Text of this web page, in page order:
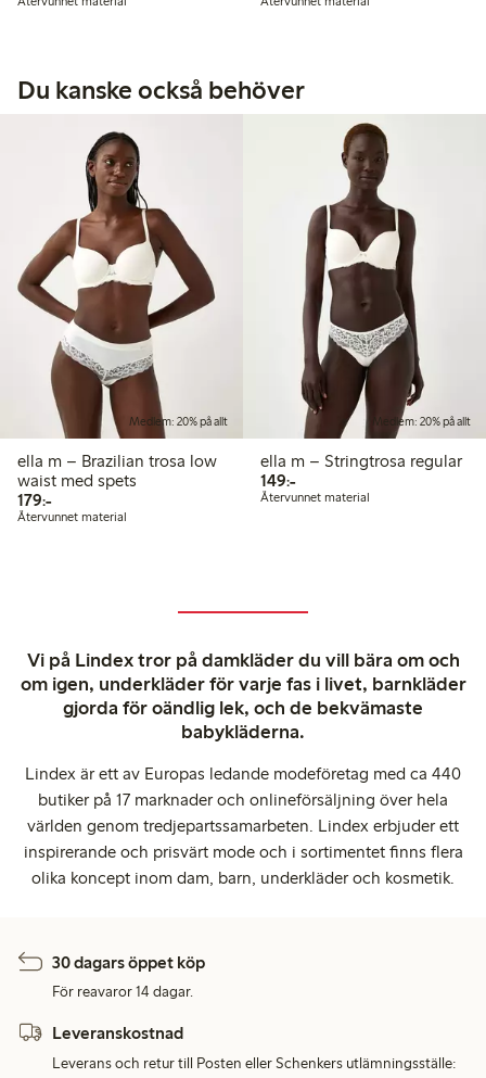
Du kanske också behöver
Medlem: 20% på allt
ella m – Brazilian trosa low
waist med spets
179:-179,00 kr
Återvunnet material
Medlem: 20% på allt
ella m – Stringtrosa regular
149:-149,00 kr
Återvunnet material
Vi på Lindex tror på damkläder du vill bära om och
om igen, underkläder för varje fas i livet, barnkläder
gjorda för oändlig lek, och de bekvämaste
babykläderna.
Lindex är ett av Europas ledande modeföretag med ca 440
butiker på 17 marknader och onlineförsäljning över hela
världen genom tredjepartssamarbeten. Lindex erbjuder ett
inspirerande och prisvärt mode och i sortimentet finns flera
olika koncept inom dam, barn, underkläder och kosmetik.
30 dagars öppet köp
För reavaror 14 dagar.
Leveranskostnad
Leverans och retur till Posten eller Schenkers utlämningsställe: